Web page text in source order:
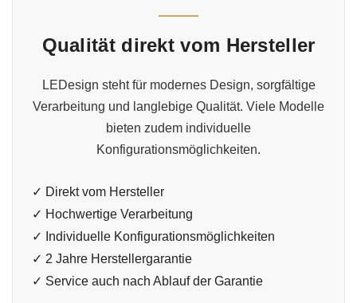
Qualität direkt vom Hersteller
LEDesign steht für modernes Design, sorgfältige
Verarbeitung und langlebige Qualität. Viele Modelle
bieten zudem individuelle
Konfigurationsmöglichkeiten.
✓ Direkt vom Hersteller
✓ Hochwertige Verarbeitung
✓ Individuelle Konfigurationsmöglichkeiten
✓ 2 Jahre Herstellergarantie
✓ Service auch nach Ablauf der Garantie